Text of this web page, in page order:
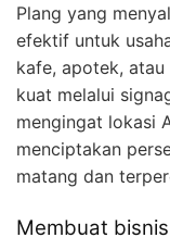
Plang yang
efektif untuk
kafe, apotek,
kuat melalui
mengingat lokasi
menciptakan
matang dan
Membuat